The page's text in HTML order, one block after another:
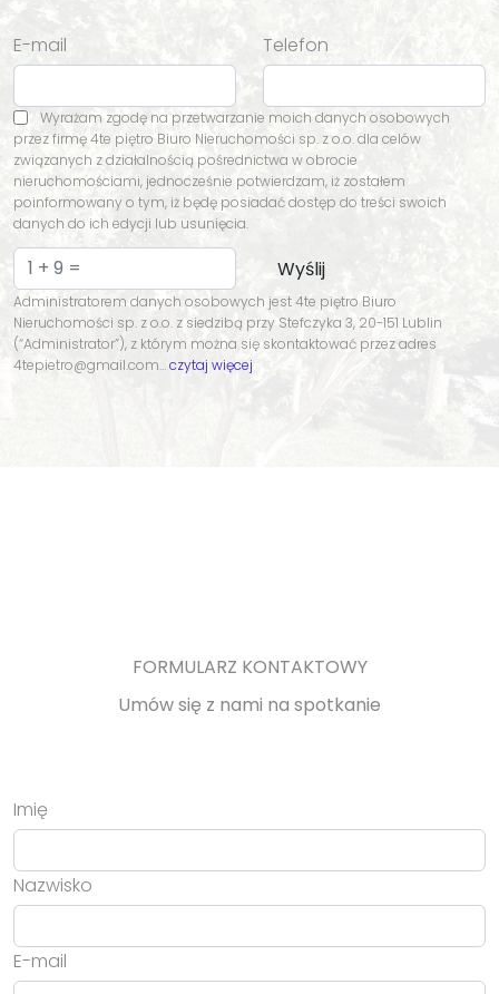
E-mail Telefon
Wyrażam zgodę na przetwarzanie moich danych osobowych
przez firmę 4te piętro Biuro Nieruchomości sp. z o.o. dla celów
związanych z działalnością pośrednictwa w obrocie
nieruchomościami, jednocześnie potwierdzam, iż zostałem
poinformowany o tym, iż będę posiadać dostęp do treści swoich
danych do ich edycji lub usunięcia.
Administratorem danych osobowych jest 4te piętro Biuro
Nieruchomości sp. z o.o. z siedzibą przy Stefczyka 3, 20-151 Lublin
(“Administrator”), z którym można się skontaktować przez adres
4tepietro@gmail.com…czytaj więcej
FORMULARZ KONTAKTOWY
Umów się z nami na spotkanie
Imię
Nazwisko
E-mail